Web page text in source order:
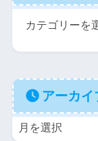
アーカイ